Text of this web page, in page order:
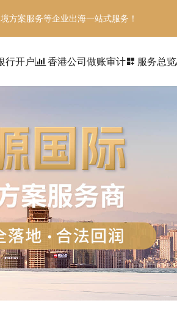
方案服务等企业出海一站式服务！
行开户 香港公司做账审计dashboard_customize 服务总览